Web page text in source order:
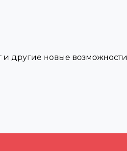
и другие новые возможности